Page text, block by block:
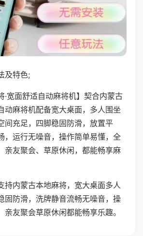
及特色;
·宽面舒适自动麻将机】契合内蒙古
动麻将机配备宽大桌面，多人围坐
间充足，四脚稳固防滑，放置平
，运行无噪音，操作简单易懂，全
亲友聚会、草原休闲，都能畅享麻
持内蒙古本地麻将，宽大桌面多人
固防滑，洗牌静音流畅无噪音，操
亲友聚会草原休闲都能畅享乐趣。